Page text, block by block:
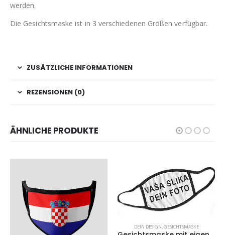
werden.
Die Gesichtsmaske ist in 3 verschiedenen Größen verfügbar.
ZUSÄTZLICHE INFORMATIONEN
REZENSIONEN (0)
ÄHNLICHE PRODUKTE
DEIN DESIGN,GESICHTSMASKE